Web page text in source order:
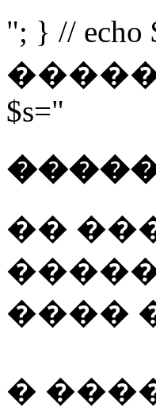
"; } //
������
$s="
��
����
�